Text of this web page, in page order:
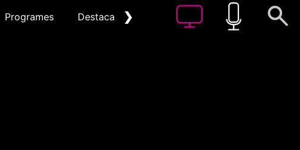
Programes Destacat ❯